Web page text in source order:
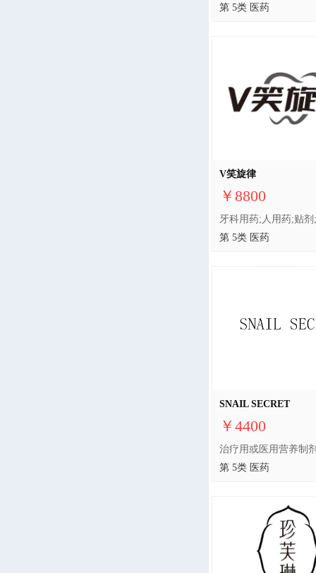
第 5类 医药
V笑旋律
￥8800
第 5类 医药
SNAIL SECRET
￥4400
第 5类 医药